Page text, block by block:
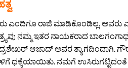
ಎಂದಿಗೂ ರಾಜಿ ಮಾಡಿಕೊಂಡಿಲ್ಲ. ಅವರು
ನಮ್ಮ ಇತರ ನಾಯಕರಾದ
ಆಜಾದ್ ಅವರ ತ್ಯಾಗದಿಂದಾಗಿ.
ಧಕ್ಕೆಯಾಯಿತು. ನಮಗೆ